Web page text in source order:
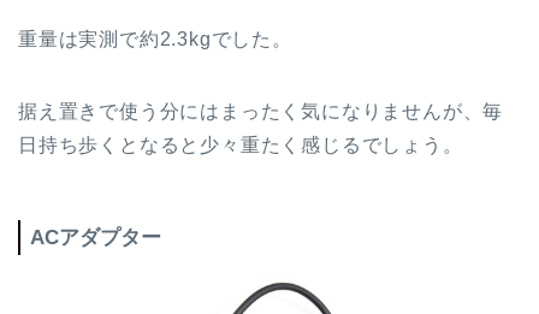
重量は実測で約2.3kgでした。
据え置きで使う分にはまったく気になりませんが、毎
日持ち歩くとなると少々重たく感じるでしょう。
ACアダプター